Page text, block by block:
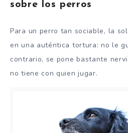
sobre los perros
Para un perro tan sociable, la
en una auténtica tortura: no le
contrario, se pone bastante
no tiene con quien jugar.